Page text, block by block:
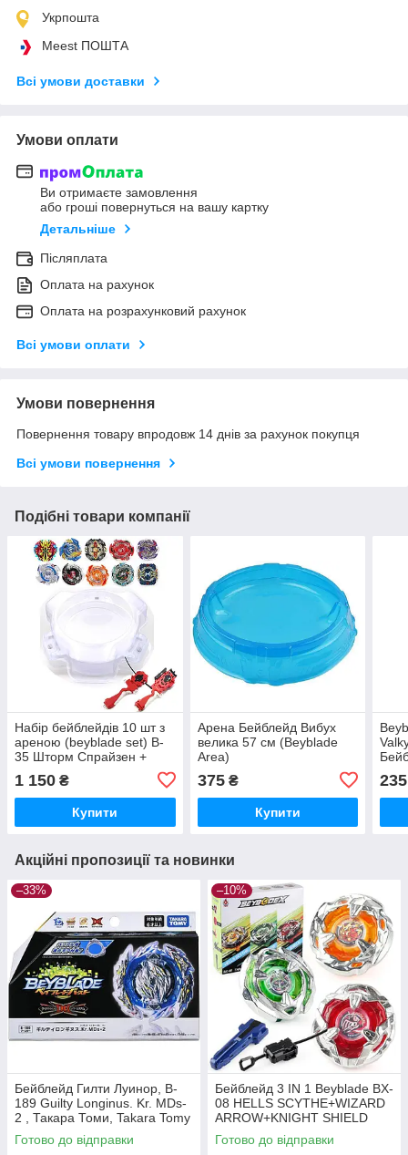
Укрпошта
Meest ПОШТА
Всі умови доставки
Умови оплати
Ви отримаєте замовлення
або гроші повернуться на вашу картку
Детальніше
Післяплата
Оплата на рахунок
Оплата на розрахунковий рахунок
Всі умови оплати
Умови повернення
Повернення товару впродовж 14 днів за рахунок покупця
Всі умови повернення
Подібні товари компанії
Набір бейблейдів 10 шт з
ареною (beyblade set) B-
35 Шторм Спрайзен +
1 150 ₴
Купити
Арена Бейблейд Вибух
велика 57 см (Beyblade
Area)
375₴
Купити
235
Акційні пропозиції та новинки
–33%
Бейблейд Гилти Луинор, B-
189 Guilty Longinus. Kr. MDs-
2 , Такара Томи, Takara Tomy
Готово до відправки
–10%
Бейблейд 3 IN 1 Beyblade BX-
08 HELLS SCYTHE+WIZARD
ARROW+KNIGHT SHIELD
BEYBLADE X з пусковим
пристроєм
Готово до відправки